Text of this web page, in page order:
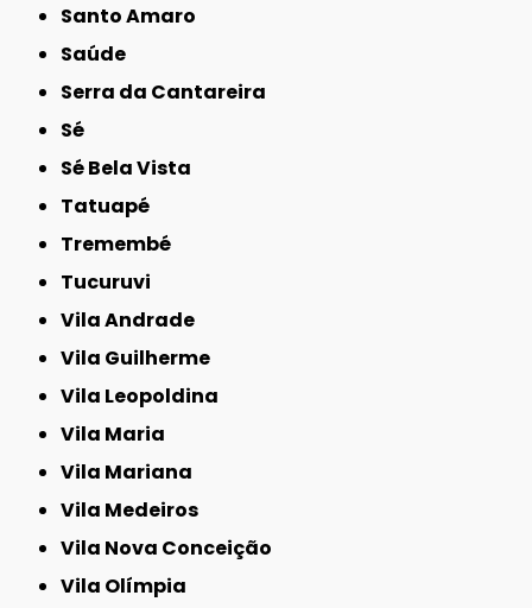
Santo Amaro
Saúde
Serra da Cantareira
Sé
Sé Bela Vista
Tatuapé
Tremembé
Tucuruvi
Vila Andrade
Vila Guilherme
Vila Leopoldina
Vila Maria
Vila Mariana
Vila Medeiros
Vila Nova Conceição
Vila Olímpia